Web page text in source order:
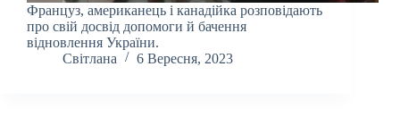
Француз, американець і канадійка розповідають
про свій досвід допомоги й бачення
відновлення України.
Світлана
6 Вересня, 2023